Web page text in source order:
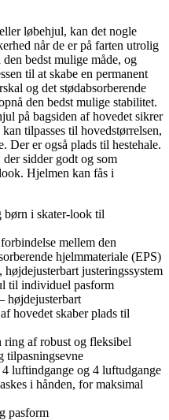
løbehjul, kan det nogle
når de er på farten utrolig
bedst mulige måde, og
til at skabe en permanent
og det stødabsorberende
den bedst mulige stabilitet.
på bagsiden af hovedet sikrer
tilpasses til hovedstørrelsen,
Der er også plads til hestehale.
sidder godt og som
Hjelmen kan fås i
i skater-look til
mellem den
hjelmmateriale (EPS)
justeringssystem
til individuel pasform
højdejusterbart
hovedet skaber plads til
ring af robust og fleksibel
tilpasningsevne
luftindgange og 4 luftudgange
i hånden, for maksimal
pasform